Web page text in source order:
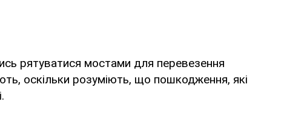
рятуватися мостами для перевезення
оскільки розуміють, що пошкодження, які